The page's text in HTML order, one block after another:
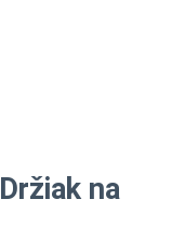
na